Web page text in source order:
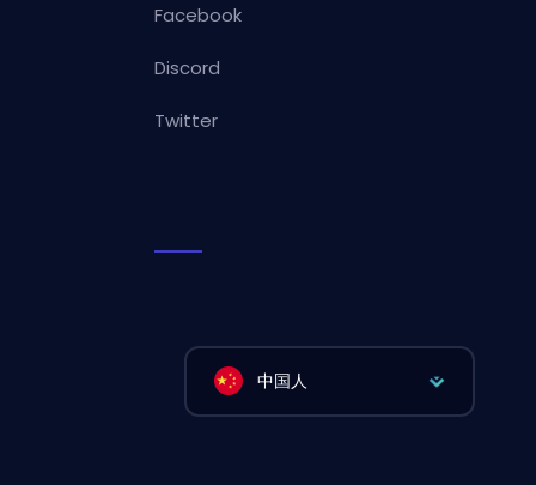
Facebook
Discord
Twitter
中国人